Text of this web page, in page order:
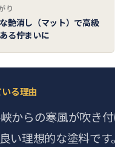
り
艶消し（マット）で高級
る佇まいに
る理由
からの寒風が吹き
い理想的な塗料で